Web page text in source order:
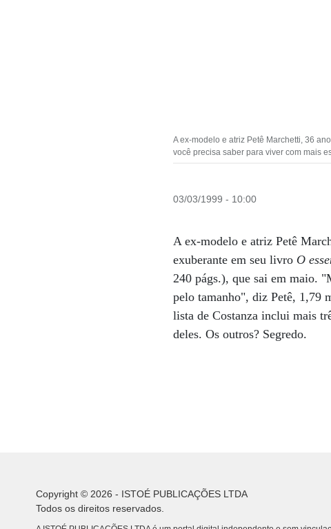
A ex-modelo e atriz Petê Marchetti, 36
você precisa saber para viver com mais
03/03/1999 - 10:00
A ex-modelo e atriz Petê
exuberante em seu livro O
240 págs.), que sai em maio.
pelo tamanho", diz Petê, 1,79
lista de Costanza inclui mais
deles. Os outros? Segredo.
Copyright © 2026 - ISTOÉ PUBLICAÇÕES LTDA
Todos os direitos reservados.